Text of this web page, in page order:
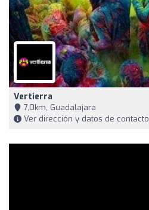
Vertierra
7,0km, Guadalajara
Ver dirección y datos de contacto